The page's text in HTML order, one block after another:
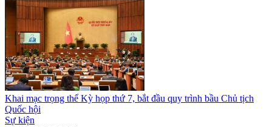
Khai mạc trọng thể Kỳ họp thứ 7, bắt đầu quy trình bầu Chủ tịch
Quốc hội
Sự kiện